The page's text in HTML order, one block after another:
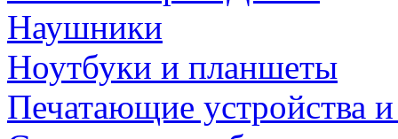
Наушники
Ноутбуки и планшеты
Печатающие устройства